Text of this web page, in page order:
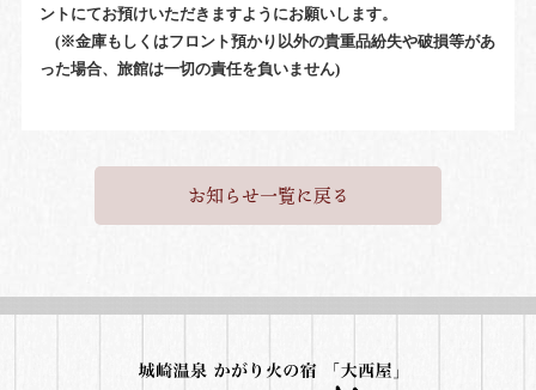
ントにてお預けいただきますようにお願いします。
(※金庫もしくはフロント預かり以外の貴重品紛失や破損等があ
った場合、旅館は一切の責任を負いません)
お知らせ一覧に戻る